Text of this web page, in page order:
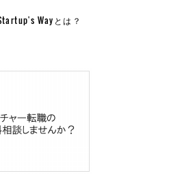
Wayとは？